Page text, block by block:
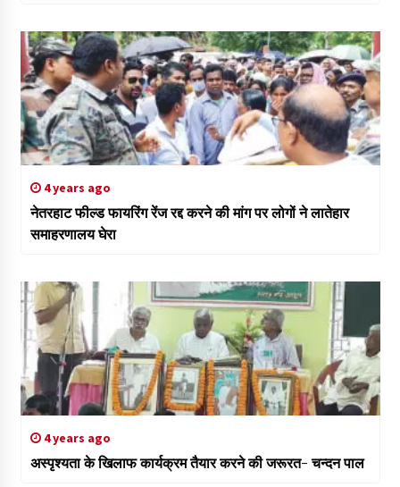
4 years ago
नेतरहाट फील्ड फायरिंग रेंज रद्द करने की मांग पर लोगों ने लातेहार
समाहरणालय घेरा
4 years ago
अस्पृश्यता के खिलाफ कार्यक्रम तैयार करने की जरूरत- चन्दन पाल